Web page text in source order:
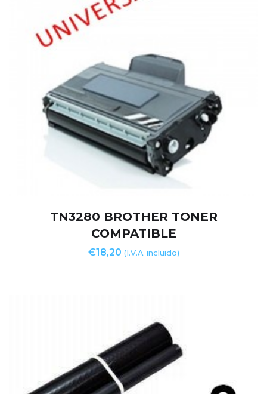
TN3280 BROTHER TONER
COMPATIBLE
€18,20 (I.V.A. incluido)